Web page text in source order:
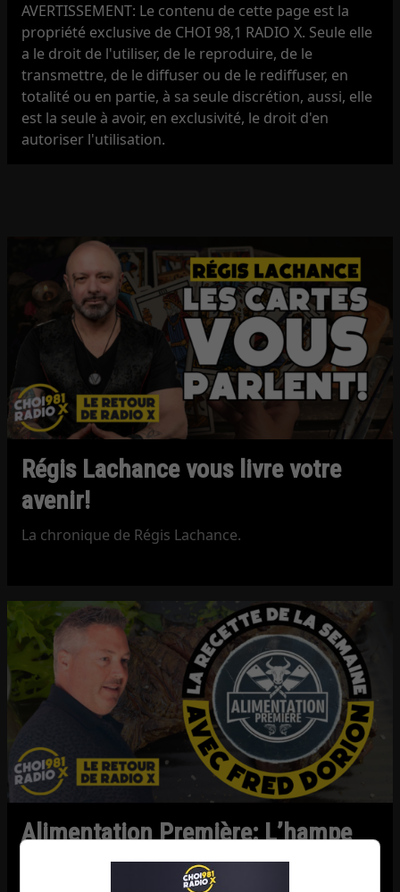
AVERTISSEMENT: Le contenu de cette page est la
propriété exclusive de CHOI 98,1 RADIO X. Seule elle
a le droit de l'utiliser, de le reproduire, de le
transmettre, de le diffuser ou de le rediffuser, en
totalité ou en partie, à sa seule discrétion, aussi, elle
est la seule à avoir, en exclusivité, le droit d'en
autoriser l'utilisation.
Régis Lachance vous livre votre
avenir!
La chronique de Régis Lachance.
Alimentation Première: L’hampe
de bœuf marinée au vin rouge